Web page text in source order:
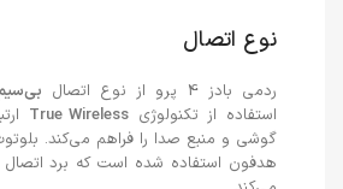
نوع اتصال
ردمی بادز 4 پرو از نوع اتصال
استفاده از تکنولوژی True Wireless